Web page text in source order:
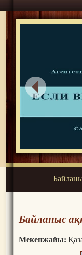
Байланыс
Мекенжайы: